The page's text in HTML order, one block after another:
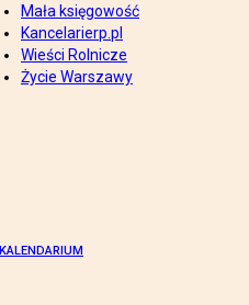
Mała księgowość
Kancelarierp.pl
Wieści Rolnicze
Życie Warszawy
KALENDARIUM